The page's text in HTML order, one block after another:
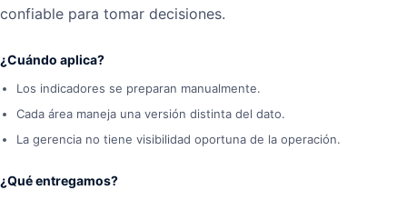
confiable para tomar decisiones.
¿Cuándo aplica?
Los indicadores se preparan manualmente.
Cada área maneja una versión distinta del dato.
La gerencia no tiene visibilidad oportuna de la operación.
¿Qué entregamos?